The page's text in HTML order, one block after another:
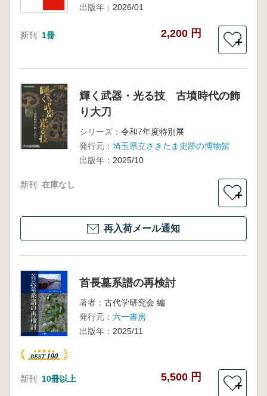
出版年： 2026/01
新刊 1冊 2,200 円
＋
輝く武器・光る技 古墳時代の飾
り大刀
シリーズ： 令和7年度特別展
発行元： 埼玉県立さきたま史跡の博物館
出版年： 2025/10
新刊 在庫なし
＋
再入荷メール通知
首長墓系譜の再検討
著者： 古代学研究会 編
発行元： 六一書房
出版年： 2025/11
新刊 10冊以上 5,500 円
＋